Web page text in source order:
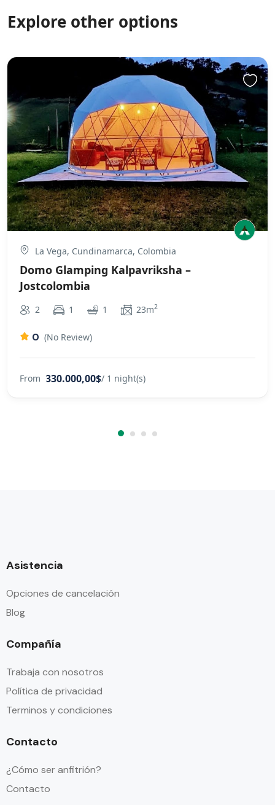
Explore other options
La Vega, Cundinamarca, Colombia
Domo Glamping Kalpavriksha –
Jostcolombia
2 1 1 23m2
0 (No Review)
From 330.000,00$/ 1 night(s)
Asistencia
Opciones de cancelación
Blog
Compañía
Trabaja con nosotros
Política de privacidad
Terminos y condiciones
Contacto
¿Cómo ser anfitrión?
Contacto